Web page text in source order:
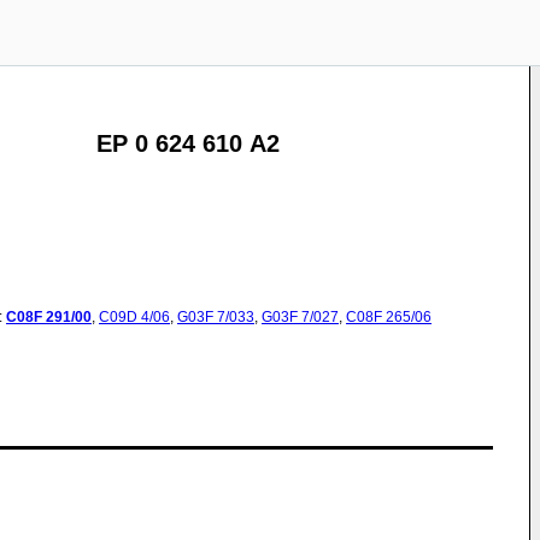
EP 0 624 610 A2
: C08F 291/00, C09D 4/06, G03F 7/033, G03F 7/027, C08F 265/06